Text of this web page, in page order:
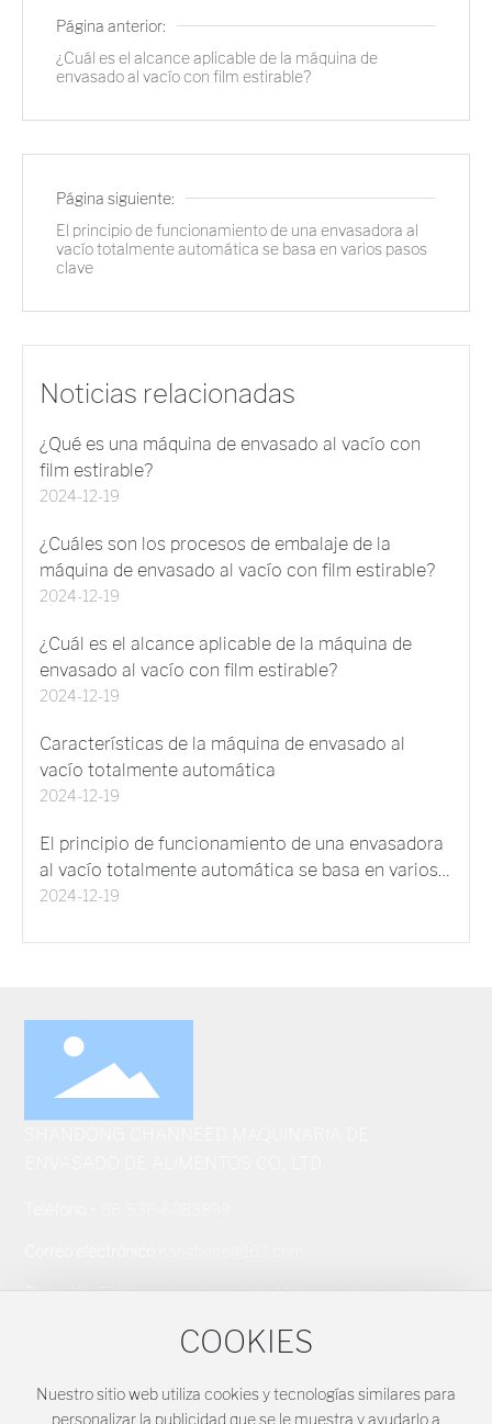
Página anterior:
¿Cuál es el alcance aplicable de la máquina de
envasado al vacío con film estirable?
Página siguiente:
El principio de funcionamiento de una envasadora al
vacío totalmente automática se basa en varios pasos
clave
Noticias relacionadas
¿Qué es una máquina de envasado al vacío con
film estirable?
2024-12-19
¿Cuáles son los procesos de embalaje de la
máquina de envasado al vacío con film estirable?
2024-12-19
¿Cuál es el alcance aplicable de la máquina de
envasado al vacío con film estirable?
2024-12-19
Características de la máquina de envasado al
vacío totalmente automática
2024-12-19
El principio de funcionamiento de una envasadora
al vacío totalmente automática se basa en varios
pasos clave
2024-12-19
COOKIES
Nuestro sitio web utiliza cookies y tecnologías similares para
personalizar la publicidad que se le muestra y ayudarlo a